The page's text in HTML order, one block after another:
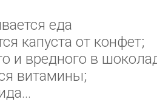
еда
капуста от конфет;
и вредного в
витамины;